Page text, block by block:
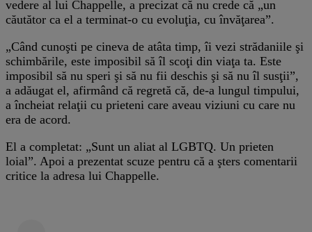
vedere al lui Chappelle, a precizat că nu crede că „un
căutător ca el a terminat-o cu evoluţia, cu învăţarea”.
„Când cunoşti pe cineva de atâta timp, îi vezi strădaniile şi
schimbările, este imposibil să îl scoţi din viaţa ta. Este
imposibil să nu speri şi să nu fii deschis şi să nu îl susţii”,
a adăugat el, afirmând că regretă că, de-a lungul timpului,
a încheiat relaţii cu prieteni care aveau viziuni cu care nu
era de acord.
El a completat: „Sunt un aliat al LGBTQ. Un prieten
loial”. Apoi a prezentat scuze pentru că a şters comentarii
critice la adresa lui Chappelle.